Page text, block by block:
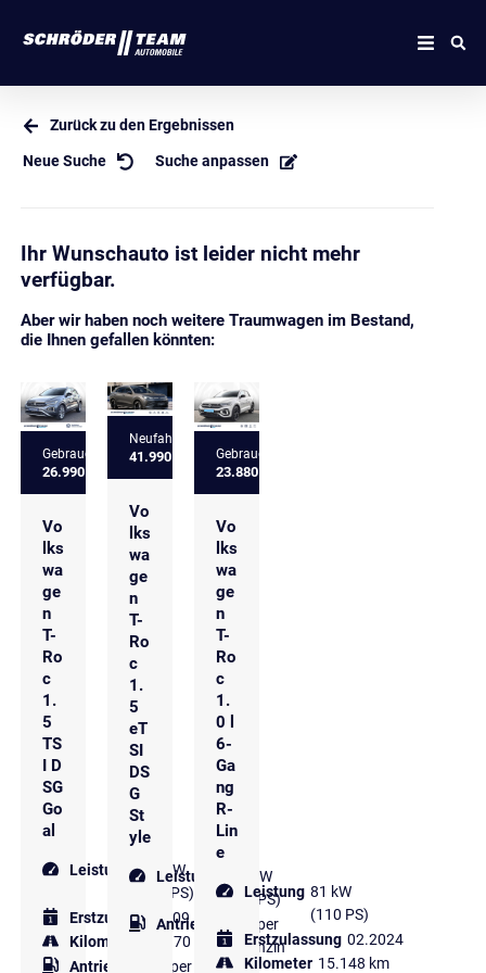
Zurück zu den Ergebnissen
Neue Suche Suche anpassen
Ihr Wunschauto ist leider nicht mehr
verfügbar.
Aber wir haben noch weitere Traumwagen im Bestand,
die Ihnen gefallen könnten:
Gebrauchtfahrzeug
26.990 €
Vo
lks
wa
ge
n
T-
Ro
c
1.
5
TS
I D
SG
Go
al
Leistung 110 kW
(150 PS)
Erstzulassung 09.2024
Kilometer
36.970 km
Antriebsart
Super
Neufahrzeug
41.990 €
Vo
lks
wa
ge
n
T-
Ro
c
1.
5
eT
SI
DS
G
St
yle
Leistung
110 kW
(150 PS)
Antriebsart
Super
Benzin
Gebrauchtfahrzeug
23.880 €
Vo
lks
wa
ge
n
T-
Ro
c
1.
0 l
6-
Ga
ng
R-
Lin
e
Leistung 81 kW
(110 PS)
Erstzulassung 02.2024
Kilometer 15.148 km